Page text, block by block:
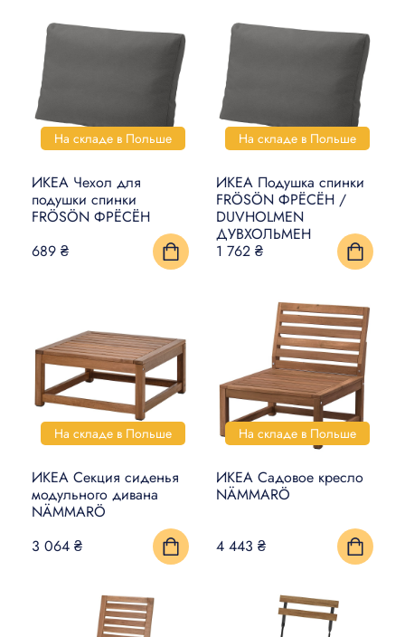
На складе в Польше
ИКЕА Чехол для
подушки спинки
FRÖSÖN ФРЁСЁН
689 ₴
На складе в Польше
ИКЕА Подушка спинки
FRÖSÖN ФРЁСЁН /
DUVHOLMEN
ДУВХОЛЬМЕН
1 762 ₴
На складе в Польше
ИКЕА Секция сиденья
модульного дивана
NÄMMARÖ
3 064 ₴
На складе в Польше
ИКЕА Садовое кресло
NÄMMARÖ
4 443 ₴